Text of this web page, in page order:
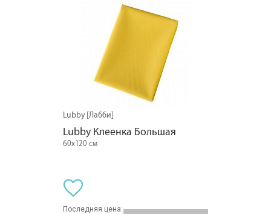
Lubby [Лабби]
Lubby Клеенка Большая
60х120 см
Последняя цена: